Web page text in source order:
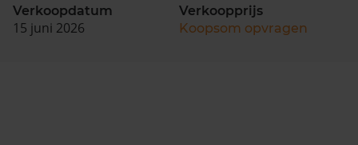
Verkoopdatum
15 juni 2026
Verkoopprijs
Koopsom opvragen